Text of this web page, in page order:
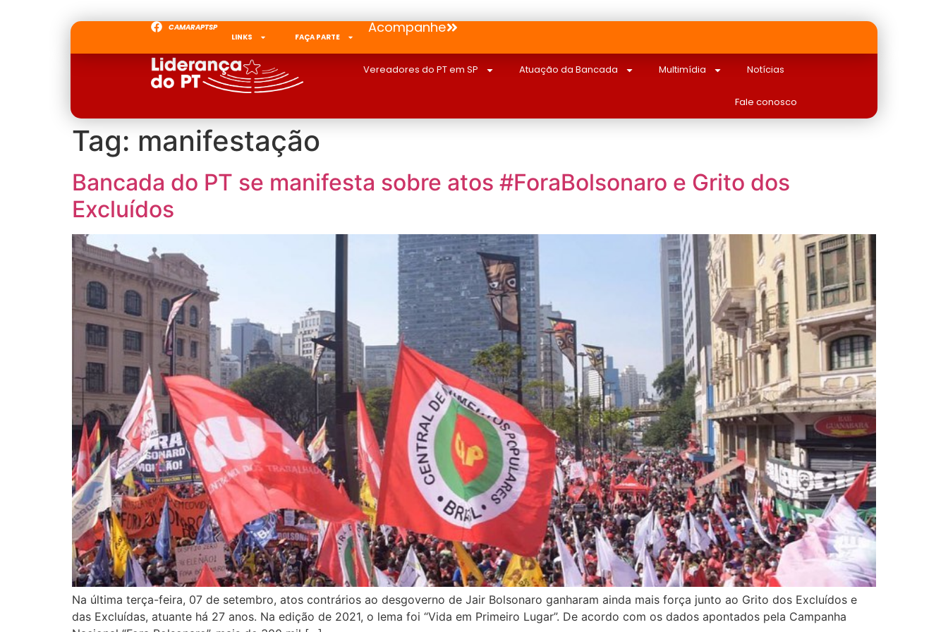
CAMARAPTSP
LINKS
FAÇA PARTE
Acompanhe
Vereadores do PT em SP Atuação da Bancada Multimídia Notícias
Fale conosco
Tag: manifestação
Bancada do PT se manifesta sobre atos #ForaBolsonaro e Grito dos
Excluídos
Na última terça-feira, 07 de setembro, atos contrários ao desgoverno de Jair Bolsonaro ganharam ainda mais força junto ao Grito dos Excluídos e
das Excluídas, atuante há 27 anos. Na edição de 2021, o lema foi “Vida em Primeiro Lugar”. De acordo com os dados apontados pela Campanha